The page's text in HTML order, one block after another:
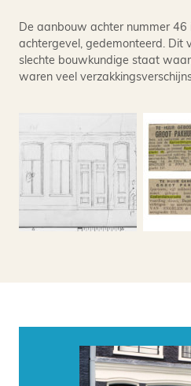
De aanbouw achter nummer 46
achtergevel, gedemonteerd. Dit
slechte bouwkundige staat
waren veel